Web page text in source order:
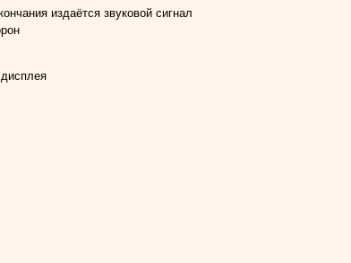
издаётся звуковой сигнал